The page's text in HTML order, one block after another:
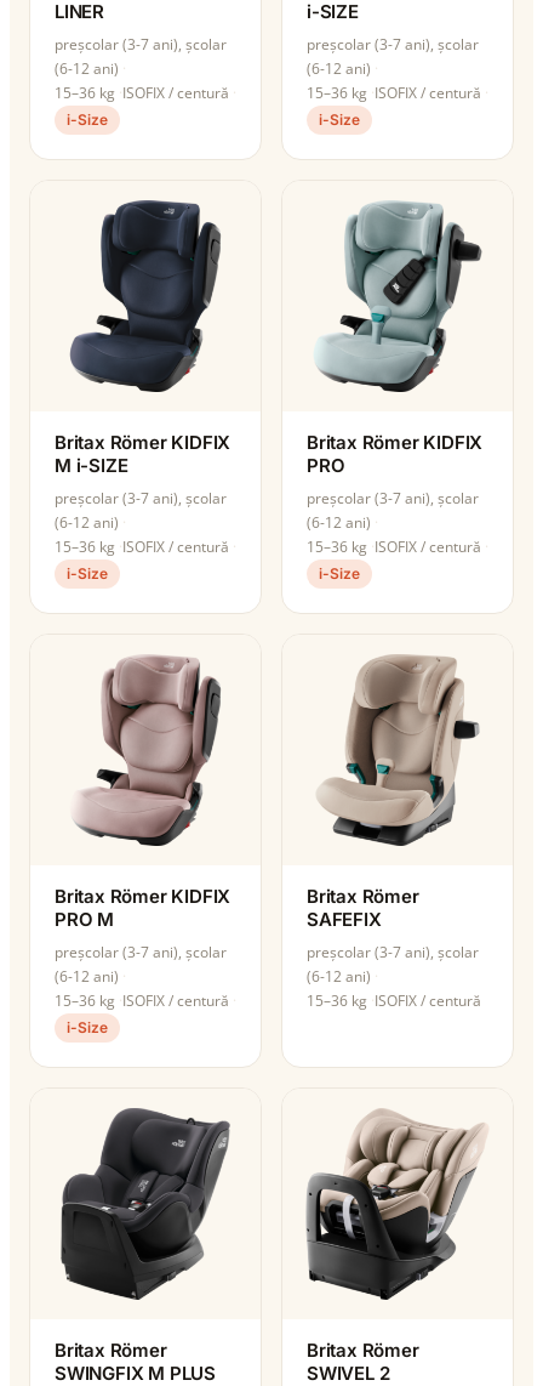
LINER
preșcolar (3-7 ani), școlar
(6-12 ani)
15–36 kg ISOFIX / centură
i-Size
i-SIZE
preșcolar (3-7 ani), școlar
(6-12 ani)
15–36 kg ISOFIX / centură
i-Size
Britax Römer KIDFIX
M i-SIZE
preșcolar (3-7 ani), școlar
(6-12 ani)
15–36 kg ISOFIX / centură
i-Size
Britax Römer KIDFIX
PRO
preșcolar (3-7 ani), școlar
(6-12 ani)
15–36 kg ISOFIX / centură
i-Size
Britax Römer KIDFIX
PRO M
preșcolar (3-7 ani), școlar
(6-12 ani)
15–36 kg ISOFIX / centură
i-Size
Britax Römer
SAFEFIX
preșcolar (3-7 ani), școlar
(6-12 ani)
15–36 kg ISOFIX / centură
Britax Römer
SWINGFIX M PLUS
Britax Römer
SWIVEL 2